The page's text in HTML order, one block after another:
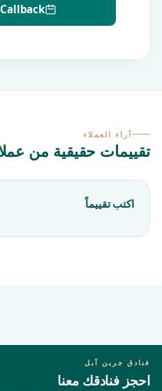
آراء العملاء
تقييمات حقيقية من
اكتب تقييماً
فنادق جرين آبل
احجز فنادقك معنا